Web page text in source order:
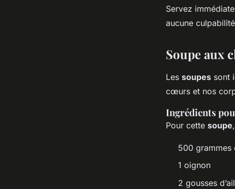
Servez
aucune
Soupe aux
Les soupes sont
cœurs et nos
Ingrédients
Pour cette soupe
500 grammes
1 oignon
2 gousses d’ail